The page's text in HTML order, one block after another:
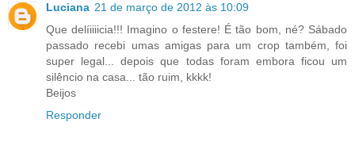
Luciana 21 de março de 2012 às 10:09
Que delíiiiicia!!! Imagino o festere! É tão bom, né? Sábado
passado recebi umas amigas para um crop também, foi
super legal... depois que todas foram embora ficou um
silêncio na casa... tão ruim, kkkk!
Beijos
Responder